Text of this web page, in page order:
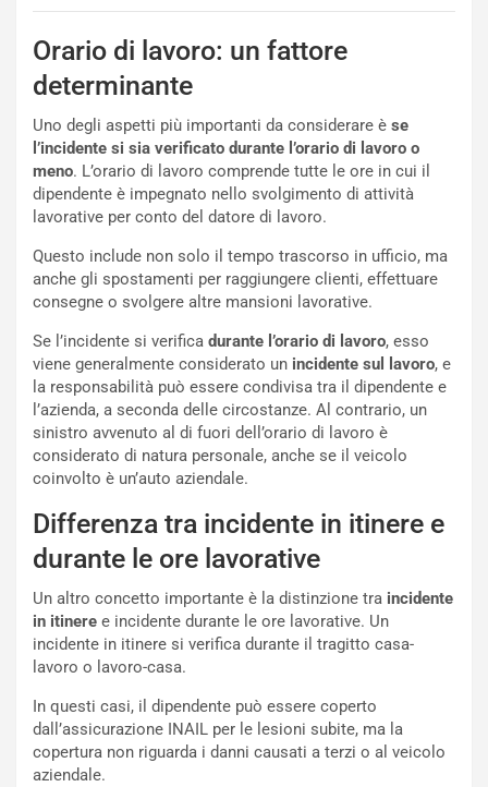
Orario di lavoro: un fattore
determinante
Uno degli aspetti più importanti da considerare è se
l’incidente si sia verificato durante l’orario di lavoro o
meno. L’orario di lavoro comprende tutte le ore in cui il
dipendente è impegnato nello svolgimento di attività
lavorative per conto del datore di lavoro.
Questo include non solo il tempo trascorso in ufficio, ma
anche gli spostamenti per raggiungere clienti, effettuare
consegne o svolgere altre mansioni lavorative.
Se l’incidente si verifica durante l’orario di lavoro, esso
viene generalmente considerato un incidente sul lavoro, e
la responsabilità può essere condivisa tra il dipendente e
l’azienda, a seconda delle circostanze. Al contrario, un
sinistro avvenuto al di fuori dell’orario di lavoro è
considerato di natura personale, anche se il veicolo
coinvolto è un’auto aziendale.
Differenza tra incidente in itinere e
durante le ore lavorative
Un altro concetto importante è la distinzione tra incidente
in itinere e incidente durante le ore lavorative. Un
incidente in itinere si verifica durante il tragitto casa-
lavoro o lavoro-casa.
In questi casi, il dipendente può essere coperto
dall’assicurazione INAIL per le lesioni subite, ma la
copertura non riguarda i danni causati a terzi o al veicolo
aziendale.
NOTIZIE
N
s
a
n
Q
a
s
h
q
a
O
W
E
R
S
a
b